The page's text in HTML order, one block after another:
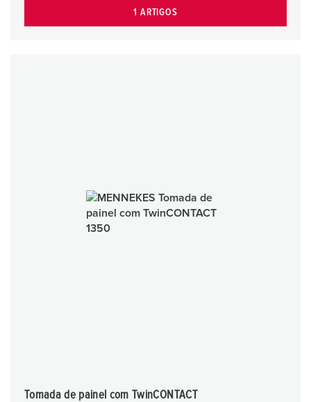
1 ARTIGOS
Tomada de painel com TwinCONTACT